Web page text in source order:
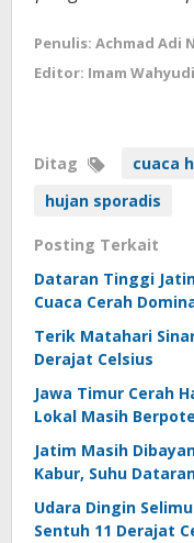
Penulis: Achmad Adi
Editor: Imam
Ditag cuaca
hujan sporadis
Posting Terkait
Dataran Tinggi
Cuaca Cerah
Terik Matahari
Derajat Celsius
Jawa Timur Cerah
Lokal Masih
Jatim Masih
Kabur, Suhu
Udara Dingin
Sentuh 11 Derajat